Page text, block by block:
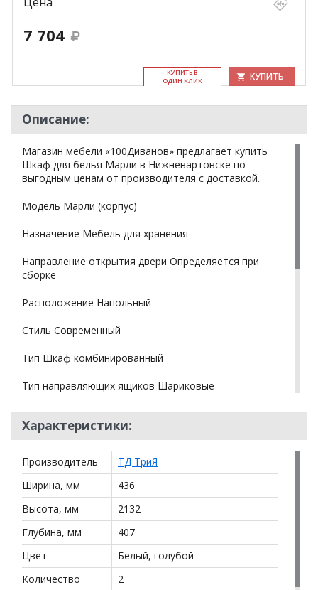
7 704
КУ­ПИТЬ В
ОДИН КЛИК
КУПИТЬ
Описание:
Магазин мебели «100Диванов» предлагает купить
Шкаф для белья Марли в Нижневартовске по
выгодным ценам от производителя с доставкой.
Модель Марли (корпус)
Назначение Мебель для хранения
Направление открытия двери Определяется при
сборке
Расположение Напольный
Стиль Современный
Тип Шкаф комбинированный
Тип направляющих ящиков Шариковые
Тип сборки Универсальный левый/правый
Тип шкафа Шкаф с распашными дверями, Шкаф с
выдвижными ящиками
Форма предмета Прямоугольный.
*Дополнительную информацию о том, как купить
Шкаф для белья Марлиуточняйте у нашего
менеджера по телефону+79292022735
**Цены на официальном сайте
Характеристики:
Производитель
ТД ТриЯ
Ширина, мм
436
Высота, мм
2132
Глубина, мм
407
Цвет
Белый, голубой
Количество
2